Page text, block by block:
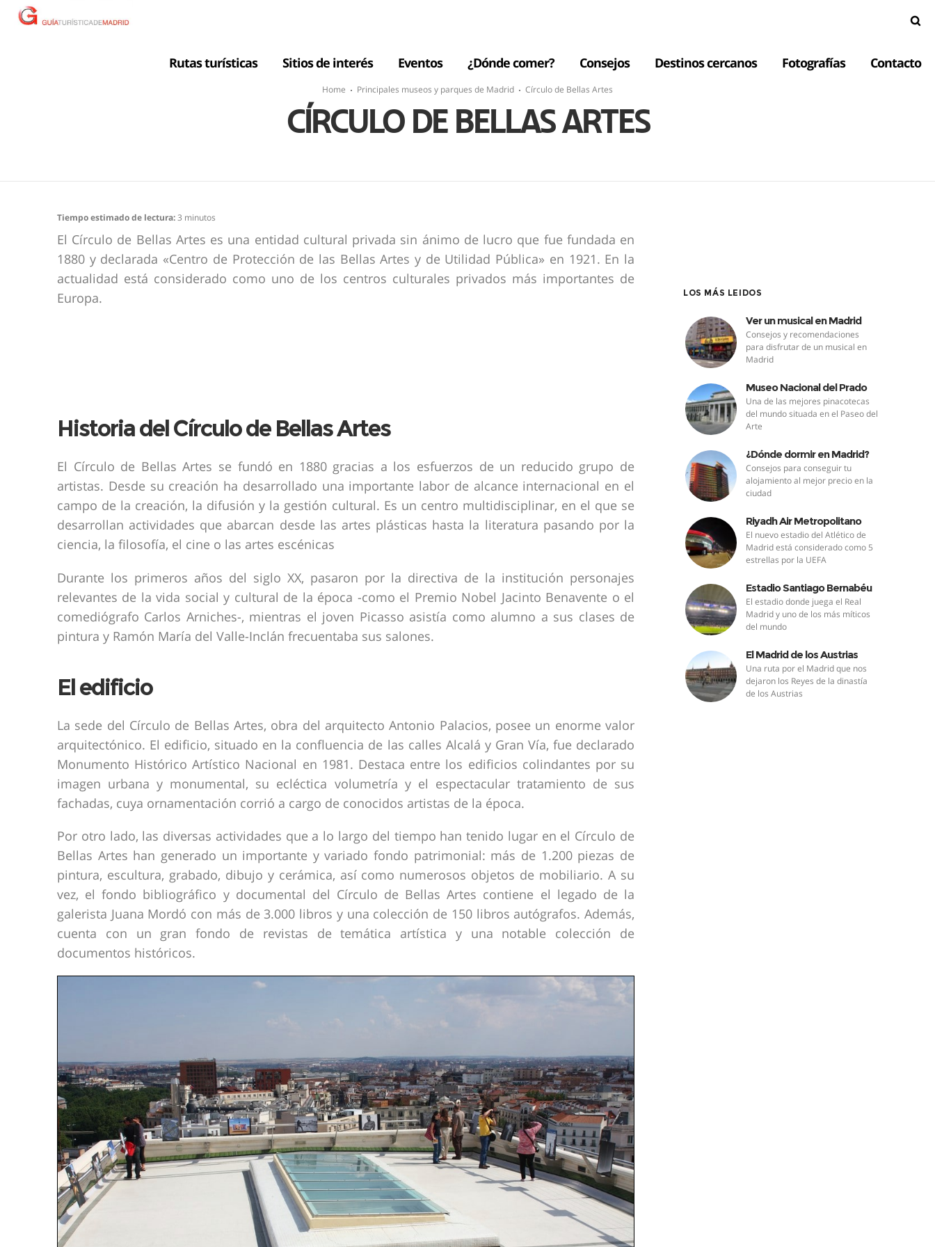
Rutas turísticas Sitios de interés Eventos ¿Dónde comer? Consejos Destinos cercanos Fotografías Contacto
Home Principales museos y parques de Madrid Círculo de Bellas Artes
CÍRCULO DE BELLAS ARTES
Tiempo estimado de lectura:3 minutos
El Círculo de Bellas Artes es una entidad cultural privada sin ánimo de lucro que fue fundada en
1880 y declarada «Centro de Protección de las Bellas Artes y de Utilidad Pública» en 1921. En la
actualidad está considerado como uno de los centros culturales privados más importantes de
Europa.
Historia del Círculo de Bellas Artes
El Círculo de Bellas Artes se fundó en 1880 gracias a los esfuerzos de un reducido grupo de
artistas. Desde su creación ha desarrollado una importante labor de alcance internacional en el
campo de la creación, la difusión y la gestión cultural. Es un centro multidisciplinar, en el que se
desarrollan actividades que abarcan desde las artes plásticas hasta la literatura pasando por la
ciencia, la filosofía, el cine o las artes escénicas
Durante los primeros años del siglo XX, pasaron por la directiva de la institución personajes
relevantes de la vida social y cultural de la época -como el Premio Nobel Jacinto Benavente o el
comediógrafo Carlos Arniches-, mientras el joven Picasso asistía como alumno a sus clases de
pintura y Ramón María del Valle-Inclán frecuentaba sus salones.
El edificio
La sede del Círculo de Bellas Artes, obra del arquitecto Antonio Palacios, posee un enorme valor
arquitectónico. El edificio, situado en la confluencia de las calles Alcalá y Gran Vía, fue declarado
Monumento Histórico Artístico Nacional en 1981. Destaca entre los edificios colindantes por su
imagen urbana y monumental, su ecléctica volumetría y el espectacular tratamiento de sus
fachadas, cuya ornamentación corrió a cargo de conocidos artistas de la época.
Por otro lado, las diversas actividades que a lo largo del tiempo han tenido lugar en el Círculo de
Bellas Artes han generado un importante y variado fondo patrimonial: más de 1.200 piezas de
pintura, escultura, grabado, dibujo y cerámica, así como numerosos objetos de mobiliario. A su
vez, el fondo bibliográfico y documental del Círculo de Bellas Artes contiene el legado de la
galerista Juana Mordó con más de 3.000 libros y una colección de 150 libros autógrafos. Además,
cuenta con un gran fondo de revistas de temática artística y una notable colección de
documentos históricos.
LOS MÁS LEIDOS
Ver un musical en Madrid
Consejos y recomendaciones
para disfrutar de un musical en
Madrid
Museo Nacional del Prado
Una de las mejores pinacotecas
del mundo situada en el Paseo del
Arte
¿Dónde dormir en Madrid?
Consejos para conseguir tu
alojamiento al mejor precio en la
ciudad
Riyadh Air Metropolitano
El nuevo estadio del Atlético de
Madrid está considerado como 5
estrellas por la UEFA
Estadio Santiago Bernabéu
El estadio donde juega el Real
Madrid y uno de los más míticos
del mundo
El Madrid de los Austrias
Una ruta por el Madrid que nos
dejaron los Reyes de la dinastía
de los Austrias